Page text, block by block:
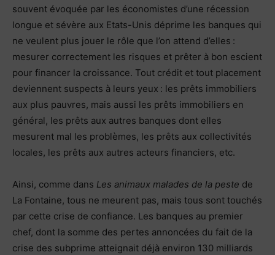
souvent évoquée par les économistes d’une récession
longue et sévère aux Etats-Unis déprime les banques qui
ne veulent plus jouer le rôle que l’on attend d’elles :
mesurer correctement les risques et prêter à bon escient
pour financer la croissance. Tout crédit et tout placement
deviennent suspects à leurs yeux : les prêts immobiliers
aux plus pauvres, mais aussi les prêts immobiliers en
général, les prêts aux autres banques dont elles
mesurent mal les problèmes, les prêts aux collectivités
locales, les prêts aux autres acteurs financiers, etc.
Ainsi, comme dans Les animaux malades de la peste de
La Fontaine, tous ne meurent pas, mais tous sont touchés
par cette crise de confiance. Les banques au premier
chef, dont la somme des pertes annoncées du fait de la
crise des subprime atteignait déjà environ 130 milliards